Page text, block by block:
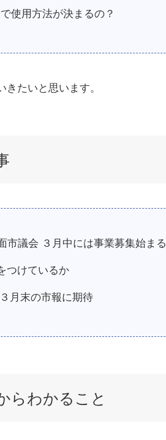
使用方法が決まるの？
きたいと思います。
市議会 ３月中には事業募集始まる
つけているか
月末の市報に期待
らわかること